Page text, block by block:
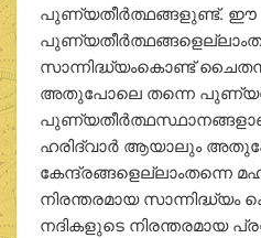
പുണ്യതീര്‍ത്ഥങ്ങളുണ്ട്. ഈ
സാന്നിദ്ധ്യംകൊണ്ട്
അതുപോലെ തന്നെ
ഹരിദ്വാര്‍ ആയാലും
കേന്ദ്രങ്ങളെല്ലാംതന്നെ
നിരന്തരമായ
നദികളുടെ നിരന്തരമായ